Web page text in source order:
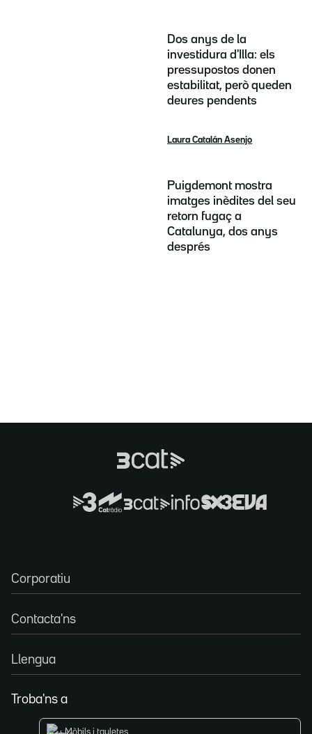
Dos anys de la
investidura d'Illa: els
pressupostos donen
estabilitat, però queden
deures pendents
Laura Catalán Asenjo
Puigdemont mostra
imatges inèdites del seu
retorn fugaç a
Catalunya, dos anys
després
Corporatiu
Contacta'ns
Llengua
Troba'ns a
Mòbils i tauletes